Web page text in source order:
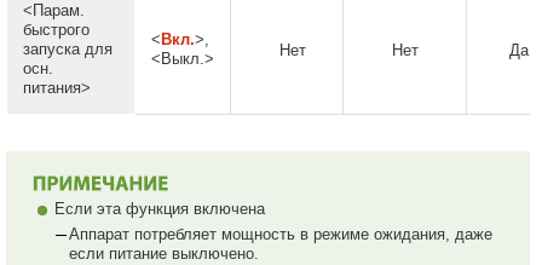
<Парам.
быстрого
запуска для
осн.
питания>
< Вкл.>,
<Выкл.>
Нет Нет Да
Если эта функция включена
Аппарат потребляет мощность в режиме ожидания, даже
если питание выключено.